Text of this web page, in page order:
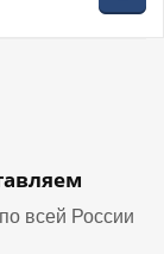
всей России